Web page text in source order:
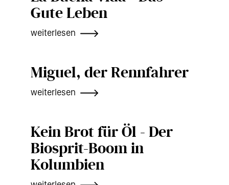
Gute Leben
weiterlesen
Miguel, der Rennfahrer
weiterlesen
Kein Brot für Öl - Der
Biosprit-Boom in
Kolumbien